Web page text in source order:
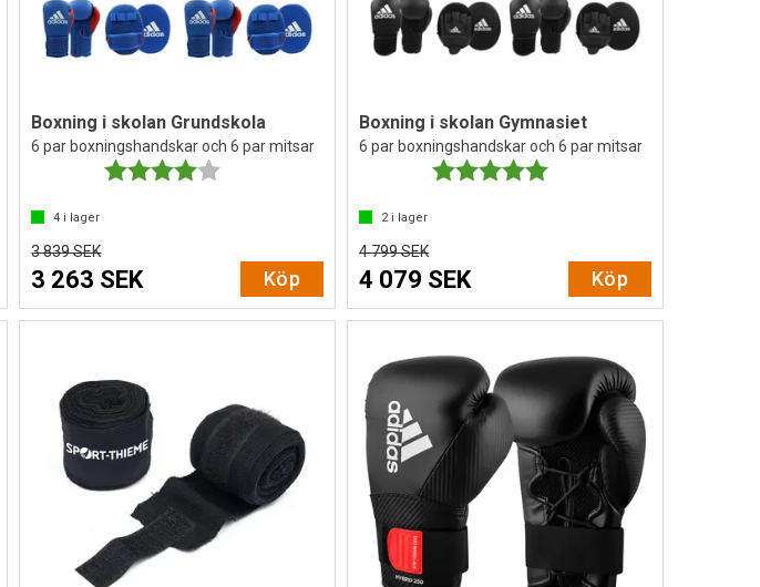
Boxning i skolan Grundskola
6 par boxningshandskar och 6 par mitsar
Betyg:
4 i lager
3 839 SEK
3 263 SEK Köp
Boxning i skolan Gymnasiet
6 par boxningshandskar och 6 par mitsar
Betyg:
2i lager
4 799 SEK
4 079 SEK Köp